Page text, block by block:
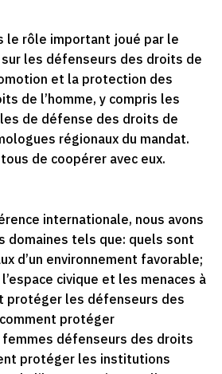
le rôle important joué par le
les défenseurs des droits de
et la protection des
de l’homme, y compris les
de défense des droits de
régionaux du mandat.
de coopérer avec eux.
internationale, nous avons
domaines tels que: quels sont
d’un environnement favorable;
civique et les menaces à
protéger les défenseurs des
protéger
défenseurs des droits
protéger les institutions